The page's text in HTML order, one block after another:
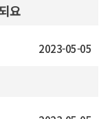
요
2023-05-05